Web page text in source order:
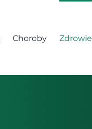
Choroby Zdrowie